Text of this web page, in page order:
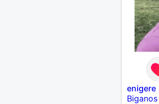
enigere
Biganos